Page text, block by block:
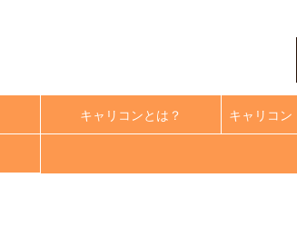
キャリコンとは？ キャリコン